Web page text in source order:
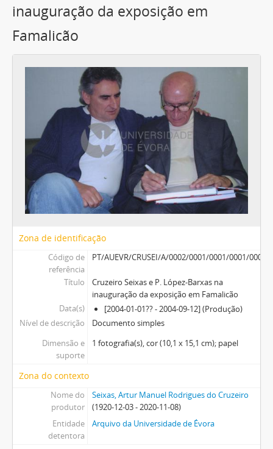
inauguração da exposição em
Famalicão
Zona de identificação
Código de
referência
PT/AUEVR/CRUSEI/A/0002/0001/0001/0001/0002
Título
Cruzeiro Seixas e P. López-Barxas na
inauguração da exposição em Famalicão
Data(s)
[2004-01-01?? - 2004-09-12] (Produção)
Nível de descrição
Documento simples
Dimensão e
suporte
1 fotografia(s), cor (10,1 x 15,1 cm); papel
Zona do contexto
Nome do
produtor
Seixas, Artur Manuel Rodrigues do Cruzeiro
(1920-12-03 - 2020-11-08)
Entidade
detentora
Arquivo da Universidade de Évora